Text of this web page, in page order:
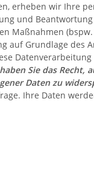
erheben wir Ihre
und
Maßnahmen
Grundlage des
Sie das Recht,
Daten zu
Ihre Daten